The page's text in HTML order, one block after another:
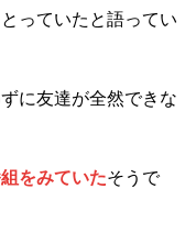
っていたと語ってい
に友達が全然できな
をみていたそうで